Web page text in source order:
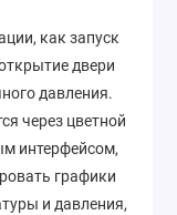
как запуск
двери
давления.
через цветной
интерфейсом,
графики
и давления,